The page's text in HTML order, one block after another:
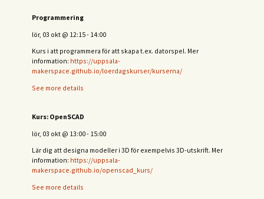
Programmering
lör, 03 okt @ 12:15- 14:00
Kurs i att programmera för att skapa t.ex. datorspel. Mer
information: https://uppsala-
makerspace.github.io/loerdagskurser/kurserna/
See more details
Kurs: OpenSCAD
lör, 03 okt @ 13:00- 15:00
Lär dig att designa modeller i 3D för exempelvis 3D-utskrift. Mer
information: https://uppsala-
makerspace.github.io/openscad_kurs/
See more details